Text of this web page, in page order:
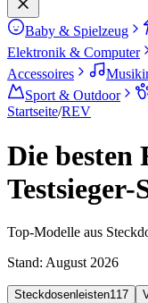
Baby & Spielzeug
Elektronik & Computer
Accessoires
Sport & Outdoor
Startseite/REV
Die besten
Testsieger-
Top-Modelle aus
Stand: August 2026
Steckdosenleisten117